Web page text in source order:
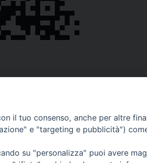
il tuo consenso, anche per altre
e "targeting e pubblicità")
su "personalizza" puoi avere